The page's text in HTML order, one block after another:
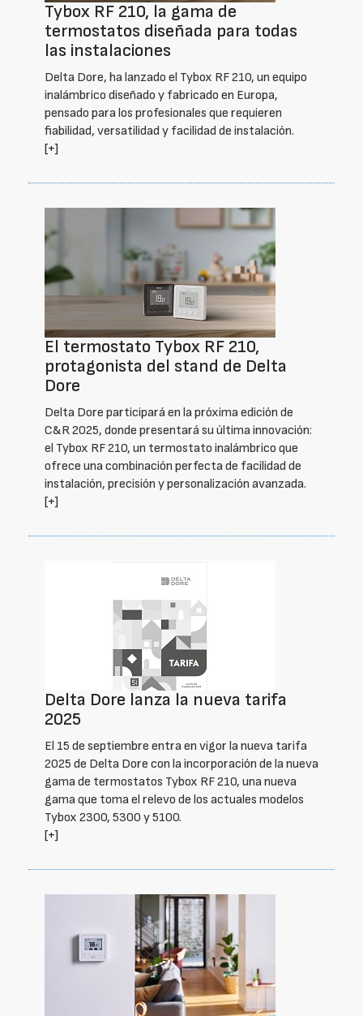
Tybox RF 210, la gama de
termostatos diseñada para todas
las instalaciones
Delta Dore, ha lanzado el Tybox RF 210, un equipo
inalámbrico diseñado y fabricado en Europa,
pensado para los profesionales que requieren
fiabilidad, versatilidad y facilidad de instalación.
[+]
El termostato Tybox RF 210,
protagonista del stand de Delta
Dore
Delta Dore participará en la próxima edición de
C&R 2025, donde presentará su última innovación:
el Tybox RF 210, un termostato inalámbrico que
ofrece una combinación perfecta de facilidad de
instalación, precisión y personalización avanzada.
[+]
Delta Dore lanza la nueva tarifa
2025
El 15 de septiembre entra en vigor la nueva tarifa
2025 de Delta Dore con la incorporación de la nueva
gama de termostatos Tybox RF 210, una nueva
gama que toma el relevo de los actuales modelos
Tybox 2300, 5300 y 5100.
[+]